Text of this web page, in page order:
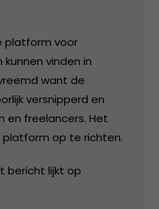
platform voor
vinden in
want de
versnipperd en
en freelancers. Het
platform op te richten.
bericht lijkt op